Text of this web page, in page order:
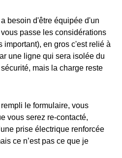
besoin d'être équipée d'un
passe les considérations
important), en gros c'est relié à
une ligne qui sera isolée du
mais la charge reste
le formulaire, vous
vous serez re-contacté,
prise électrique renforcée
ce n’est pas ce que je